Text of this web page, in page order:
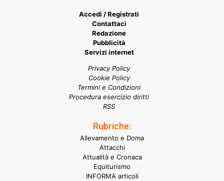
Accedi / Registrati
Contattaci
Redazione
Pubblicità
Servizi internet
Privacy Policy
Cookie Policy
Termini e Condizioni
Procedura esercizio diritti
RSS
Rubriche:
Allevamento e Doma
Attacchi
Attualità e Cronaca
Equiturismo
INFORMA articoli